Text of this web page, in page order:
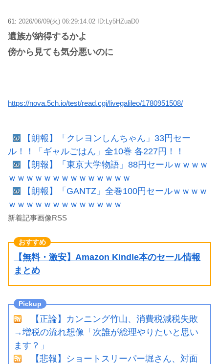
61: 2026/06/09(火) 06:29:14.02 ID:Ly5HZuaD0
遺族が納得するかよ
傍から見ても気分悪いのに
https://nova.5ch.io/test/read.cgi/livegalileo/1780951508/
【朗報】「クレヨンしんちゃん」33円セー
ル！！「ギャルごはん」全10巻 各227円！！
【朗報】「東京大学物語」88円セールｗｗｗｗ
ｗｗｗｗｗｗｗｗｗｗｗｗｗｗ
【朗報】「GANTZ」全巻100円セールｗｗｗｗ
ｗｗｗｗｗｗｗｗｗｗｗｗｗ
新着記事画像RSS
【無料・激安】Amazon Kindle本のセール情報
まとめ
【正論】カンニング竹山、消費税減税失敗
→増税の流れ想像「次誰が総理やりたいと思い
ます？」
【悲報】ショートスリーパー堀さん、対面